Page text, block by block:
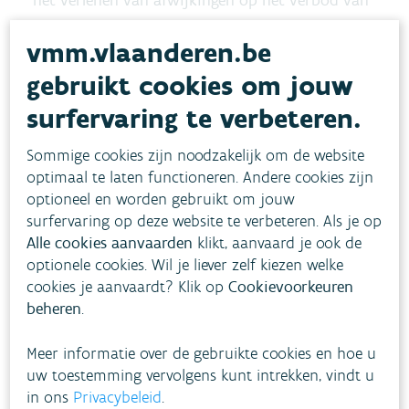
gerichte voorwaarden opgelegd om die
ongewenste effecten maximaal te vermijden, zo
wordt bijvoorbeeld enkel bestrijding toegelaten
van de probleemsoort zelf en nooit het volledige,
omliggende terrein. Het gebruik ervan verder
beperken is dan ook de evidentie zelve. Hoewel
een bepaalde hoeveelheid pesticiden altijd nodig
zal zijn, onder meer om plagen zoals de
eikenprocessierups of hinderlijke wespen te
bestrijden, blijft investeren in de afbouw ervan
Het stijgen of dalen van het totale gebruik is
vmm.vlaanderen.be
gebruikt cookies om jouw
surfervaring te verbeteren.
Sommige cookies zijn noodzakelijk om de website
optimaal te laten functioneren. Andere cookies zijn
optioneel en worden gebruikt om jouw
surfervaring op deze website te verbeteren. Als je op
Alle cookies aanvaarden klikt, aanvaard je ook de
optionele cookies. Wil je liever zelf kiezen welke
cookies je aanvaardt? Klik opCookievoorkeuren
beheren.
Meer informatie over de gebruikte cookies en hoe u
uw toestemming vervolgens kunt intrekken, vindt u
in ons Privacybeleid.